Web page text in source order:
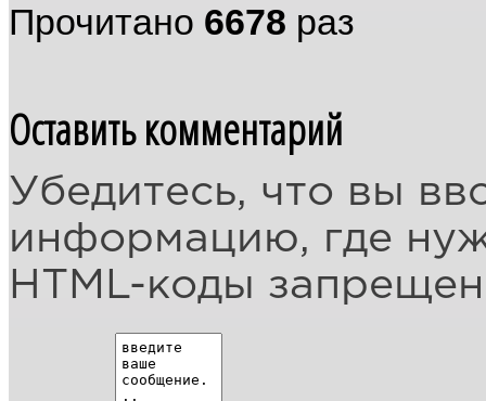
Прочитано 6678 раз
Оставить комментарий
Убедитесь, что вы
информацию, где
HTML-коды